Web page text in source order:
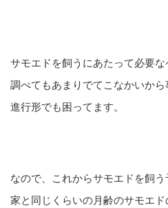
サモエドを飼うにあたって必要
調べてもあまりでてこなかいか
進行形でも困ってます。
なので、これからサモエドを飼
家と同じくらいの月齢のサモエ